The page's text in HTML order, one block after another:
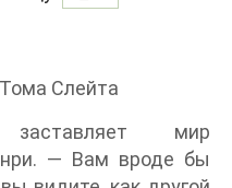
Слейта
мир
— Вам вроде бы